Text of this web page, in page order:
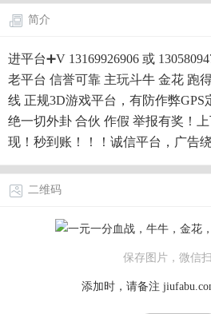
简介
进平台➕V 13169926906 或
老平台 信誉可靠 主玩斗牛 金花 跑
线 正规3D游戏平台，有防作弊GPS
绝一切外卦 合伙 作假 举报有奖！
现！秒到账！！！诚信平台，广告
二维码
保存图片，微信
添加时，请备注